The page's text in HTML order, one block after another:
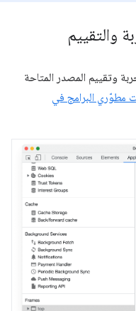
والتقييم
وتقييم المصدر المتاحة
مطوّري البرامج في